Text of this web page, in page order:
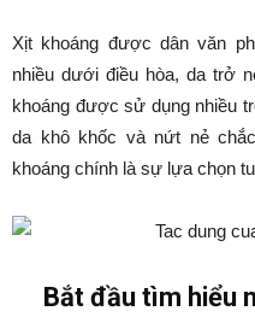
Xịt khoáng được dân văn
nhiều dưới điều hòa, da trở
khoáng được sử dụng nhiều
da khô khốc và nứt nẻ
khoáng chính là sự lựa chọn
Bắt đầu tìm hiểu